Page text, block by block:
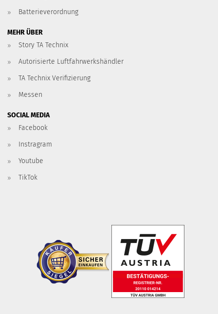
Batterieverordnung
MEHR ÜBER
Story TA Technix
Autorisierte Luftfahrwerkshändler
TA Technix Verifizierung
Messen
SOCIAL MEDIA
Facebook
Instragram
Youtube
TikTok